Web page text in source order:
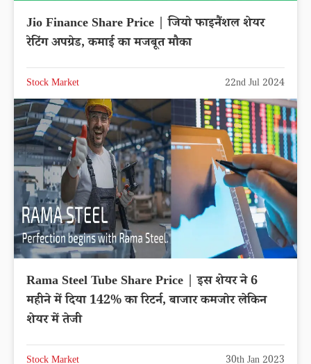
Jio Finance Share Price | जियो फाइनैंशल शेयर
रेटिंग अपग्रेड, कमाई का मजबूत मौका
Stock Market 22nd Jul 2024
Rama Steel Tube Share Price | इस शेयर ने 6
महीने में दिया 142% का रिटर्न, बाजार कमजोर लेकिन
शेयर में तेजी
Stock Market 30th Jan 2023